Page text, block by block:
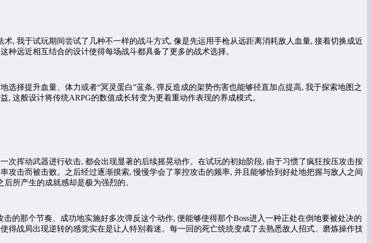
, 我于试玩期间尝试了几种不一样的战斗方式, 像是先运用手枪从远距离消耗敌人血量, 接着切换成近
远近相互结合的设计使得每场战斗都具备了更多的战术选择。
择提升血量、体力或者“冥灵蛋白”蓝条, 弹反造成的架势伤害也能够径直加点提高, 我于探索地图之
这般设计将传统ARPG的数值成长转变为更着重动作表现的养成模式。
挥动武器进行砍击, 都会出现显著的后续摇晃动作。在试玩的初始阶段, 由于习惯了疯狂按压攻击按
击而被击败。之后经过逐渐摸索, 慢慢学会了掌控攻击的频率, 并且能够恰到好处地把握与敌人之间
所产生的成就感却是极为强烈的。
的那个节奏、成功地实施好多次弹反这个动作, 便能够使得那个Boss进入一种正处在倒地要被处决的
战局出现逆转的感觉实在是让人特别着迷。每一回的死亡统统变成了去熟悉敌人招式、磨炼操作技